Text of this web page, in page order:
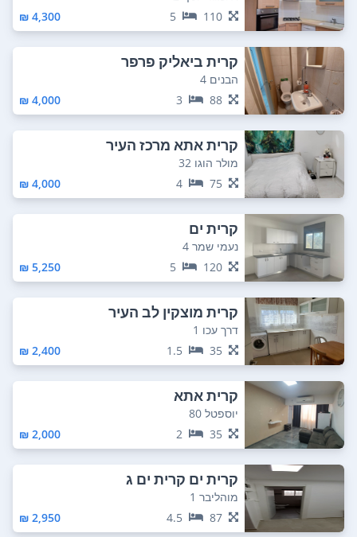
110
5
4,300 ₪
קרית ביאליק פרפר
הבנים 4
88
3
4,000 ₪
קרית אתא מרכז העיר
מולר הוגו 32
75
4
4,000 ₪
קרית ים
נעמי שמר 4
120
5
5,250 ₪
קרית מוצקין לב העיר
דרך עכו 1
35
1.5
2,400 ₪
קרית אתא
יוספטל 80
35
2
2,000 ₪
קרית ים קרית ים ג
מוהליבר 1
87
4.5
2,950 ₪